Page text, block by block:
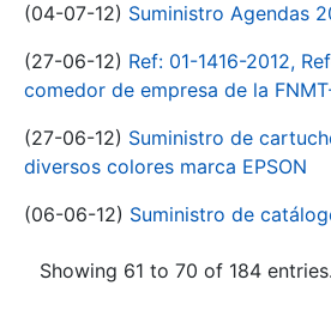
(04-07-12) Suministro Agendas
(27-06-12) Ref: 01-1416-2012,
comedor de empresa de la
(27-06-12) Suministro de
diversos colores marca EPSON
(06-06-12) Suministro de
Showing 61 to 70 of 184 entries.